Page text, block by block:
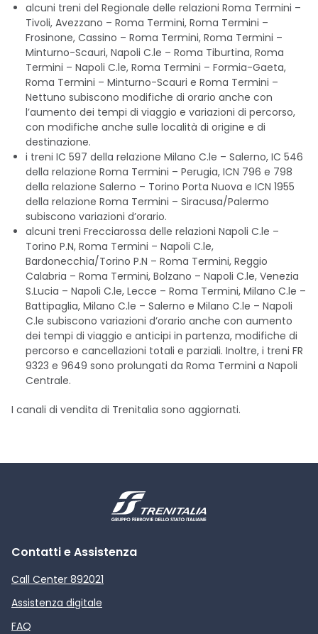
alcuni treni del Regionale delle relazioni Roma Termini –
Tivoli, Avezzano – Roma Termini, Roma Termini –
Frosinone, Cassino – Roma Termini, Roma Termini –
Minturno-Scauri, Napoli C.le – Roma Tiburtina, Roma
Termini – Napoli C.le, Roma Termini – Formia-Gaeta,
Roma Termini – Minturno-Scauri e Roma Termini –
Nettuno subiscono modifiche di orario anche con
l’aumento dei tempi di viaggio e variazioni di percorso,
con modifiche anche sulle località di origine e di
destinazione.
i treni IC 597 della relazione Milano C.le – Salerno, IC 546
della relazione Roma Termini – Perugia, ICN 796 e 798
della relazione Salerno – Torino Porta Nuova e ICN 1955
della relazione Roma Termini – Siracusa/Palermo
subiscono variazioni d’orario.
alcuni treni Frecciarossa delle relazioni Napoli C.le –
Torino P.N, Roma Termini – Napoli C.le,
Bardonecchia/Torino P.N – Roma Termini, Reggio
Calabria – Roma Termini, Bolzano – Napoli C.le, Venezia
S.Lucia – Napoli C.le, Lecce – Roma Termini, Milano C.le –
Battipaglia, Milano C.le – Salerno e Milano C.le – Napoli
C.le subiscono variazioni d’orario anche con aumento
dei tempi di viaggio e anticipi in partenza, modifiche di
percorso e cancellazioni totali e parziali. Inoltre, i treni FR
9323 e 9649 sono prolungati da Roma Termini a Napoli
Centrale.
I canali di vendita di Trenitalia sono aggiornati.
Contatti e Assistenza
Call Center 892021
Assistenza digitale
FAQ